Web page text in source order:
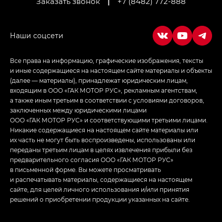
Empow — Эмпау (Empow) в комплектации
Все права на информацию, графические изображения, тексты
и иные содержащиеся на настоящем сайте материалы и объекты
(далее — материалы), принадлежат юридическим лицам,
входящим в ООО «ГАК МОТОР РУС», рекламным агентствам,
а также иным третьим в соответствии с условиями договоров,
заключенных между юридическими лицами
ООО «ГАК МОТОР РУС» и соответствующими третьими лицами.
Никакие содержащиеся на настоящем сайте материалы или
их часть не могут быть воспроизведены, использованы или
переданы третьим лицам в целях извлечения прибыли без
предварительного согласия ООО «ГАК МОТОР РУС»
в письменной форме. Вы можете просматривать
и распечатывать материалы, содержащиеся на настоящем
сайте, для целей личного использования и/или принятия
решений о приобретении продукции указанных на сайте.